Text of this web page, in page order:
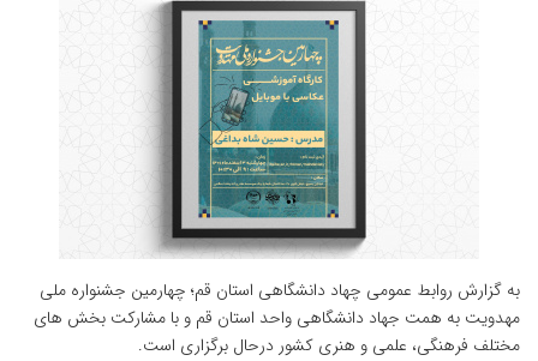
به گزارش روابط عمومی چهاد دانشگاهی استان قم؛ چهارمین جشنواره ملی
مهدویت به همت جهاد دانشگاهی واحد استان قم و با مشارکت بخش های
مختلف فرهنگی، علمی و هنری کشور درحال برگزاری است.